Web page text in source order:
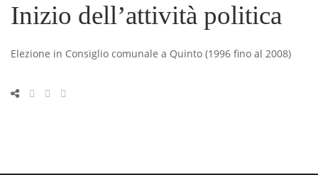
Inizio dell’attività politica
Elezione in Consiglio comunale a Quinto (1996 fino al 2008)